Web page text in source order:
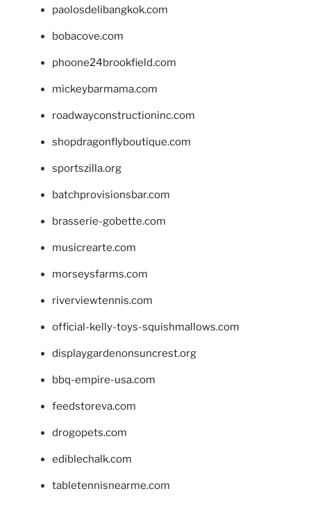
paolosdelibangkok.com
bobacove.com
phoone24brookfield.com
mickeybarmama.com
roadwayconstructioninc.com
shopdragonflyboutique.com
sportszilla.org
batchprovisionsbar.com
brasserie-gobette.com
musicrearte.com
morseysfarms.com
riverviewtennis.com
official-kelly-toys-squishmallows.com
displaygardenonsuncrest.org
bbq-empire-usa.com
feedstoreva.com
drogopets.com
ediblechalk.com
tabletennisnearme.com